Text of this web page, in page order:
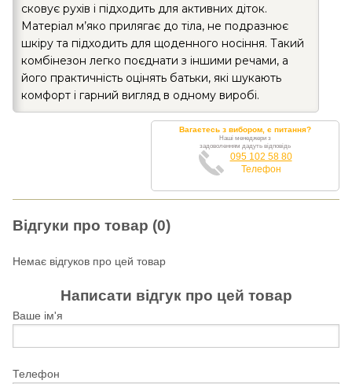
сковує рухів і підходить для активних діток.
Матеріал м’яко прилягає до тіла, не подразнює
шкіру та підходить для щоденного носіння. Такий
комбінезон легко поєднати з іншими речами, а
його практичність оцінять батьки, які шукають
комфорт і гарний вигляд в одному виробі.
Вагаєтесь з вибором, є питання?
Наші менеджери з
задоволенням дадуть відповідь
095 102 58 80
Телефон
Відгуки про товар (0)
Немає відгуков про цей товар
Написати відгук про цей товар
Ваше ім'я
Телефон